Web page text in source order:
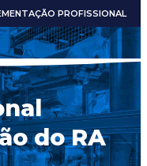
PROFISSIONAL
do RA